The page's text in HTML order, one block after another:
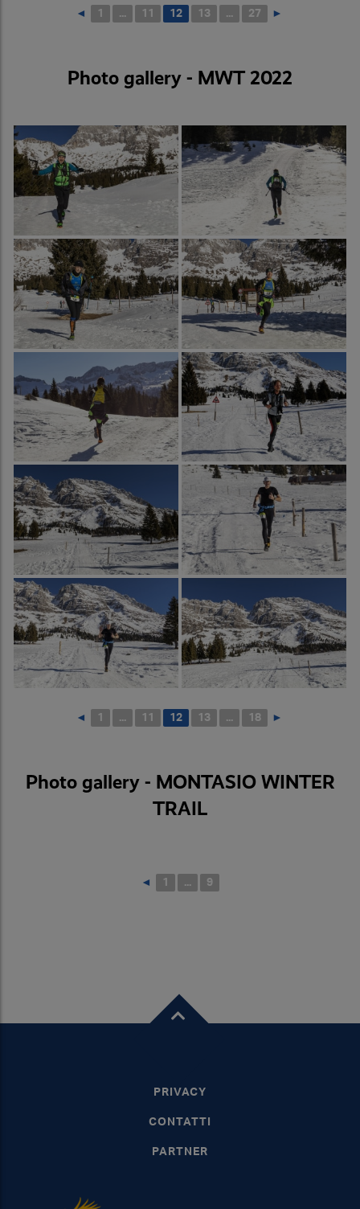
◄ 1 ... 11 12 13 ... 27 ►
Photo gallery - MWT 2022
◄ 1 ... 11 12 13 ... 18 ►
Photo gallery - MONTASIO WINTER
TRAIL
◄ 1 ... 9
PRIVACY
CONTATTI
PARTNER